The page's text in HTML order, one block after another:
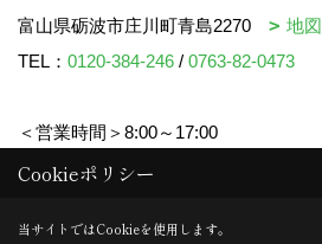
富山県砺波市庄川町青島2270
地図
TEL： 0120-384-246 / 0763-82-0473
＜営業時間＞8:00～17:00
＜定休日＞水曜日・祝日
Cookieポリシー
当サイトではCookieを使用します。